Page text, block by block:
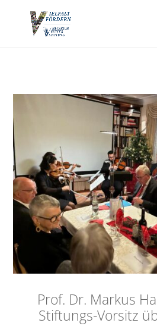
Prof. Dr. Markus
Stiftungs-Vorsitz